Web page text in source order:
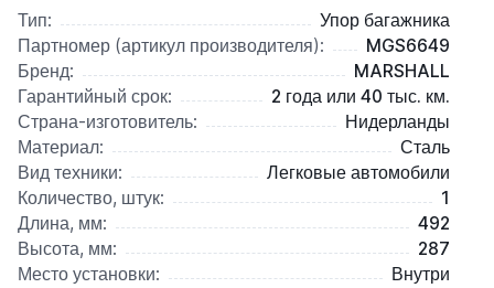
Тип:
Упор багажника
Партномер (артикул производителя):
MGS6649
Бренд:
MARSHALL
Гарантийный срок:
2 года или 40 тыс. км.
Страна-изготовитель:
Нидерланды
Материал:
Сталь
Вид техники:
Легковые автомобили
Количество, штук:
1
Длина, мм:
492
Высота, мм:
287
Место установки:
Внутри